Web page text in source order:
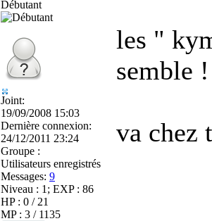
Débutant
Joint:
19/09/2008 15:03
Dernière connexion:
24/12/2011 23:24
Groupe :
Utilisateurs enregistrés
Messages: 9
Niveau : 1; EXP : 86
HP : 0 / 21
MP : 3 / 1135
les "
semble !
va chez